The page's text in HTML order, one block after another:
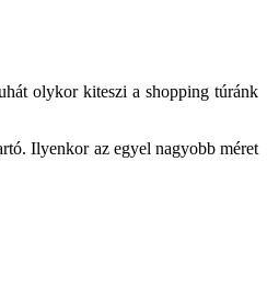
olykor kiteszi a shopping túránk
Ilyenkor az egyel nagyobb méret